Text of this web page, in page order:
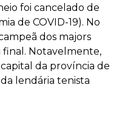
foi cancelado de
de COVID-19). No
dos majors
final. Notavelmente,
da província de
lendária tenista